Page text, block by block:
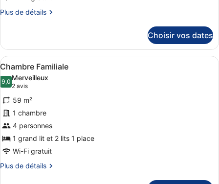
Chambre
Plus de détails
Plus
le
type
de
chambre
Chambre
Supérieure
(Premium)
Choisir vos dates
Afficher
toutes
les
photos
pour
ce
type
de
chambre :
Chambre
Chambre Familiale | Literie de
5
Chambre Familiale
9,09,0 sur 10
Merveilleux
2 avis
(2 avis)
59 m²
1 chambre
4 personnes
1 grand lit et 2 lits 1 place
Wi-Fi gratuit
Plus de détails
Plus